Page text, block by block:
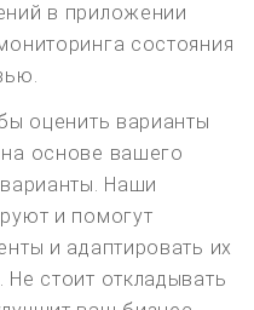
в приложении
состояния
оценить варианты
основе вашего
Наши
и помогут
и адаптировать их
стоит откладывать